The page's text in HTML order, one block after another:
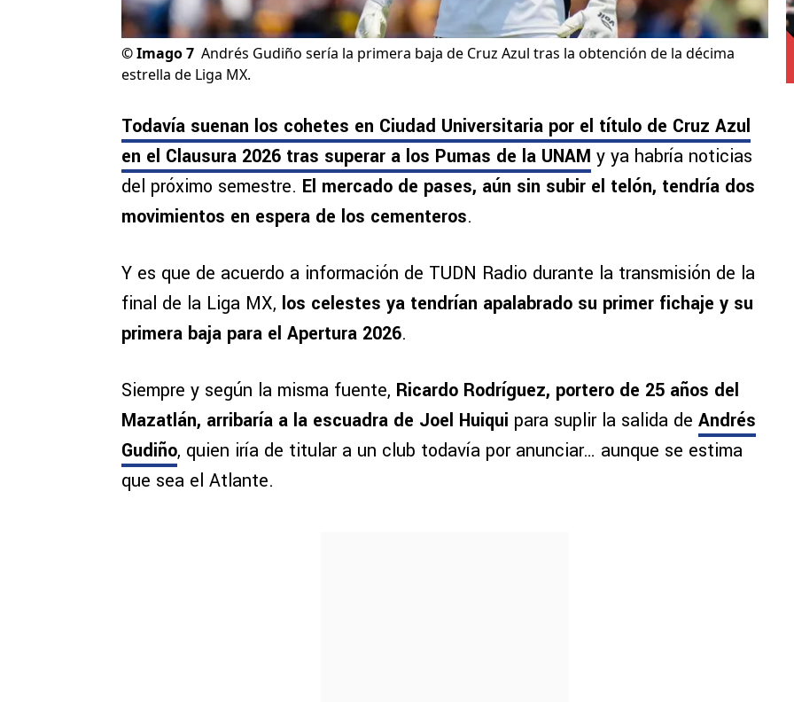
©Imago 7 Andrés Gudiño sería la primera baja de Cruz Azul tras la obtención de la décima
estrella de Liga MX.
Todavía suenan los cohetes en Ciudad Universitaria por el título de Cruz Azul
en el Clausura 2026 tras superar a los Pumas de la UNAM y ya habría noticias
del próximo semestre. El mercado de pases, aún sin subir el telón, tendría dos
movimientos en espera de los cementeros.
Y es que de acuerdo a información de TUDN Radio durante la transmisión de la
final de la Liga MX, los celestes ya tendrían apalabrado su primer fichaje y su
primera baja para el Apertura 2026.
Siempre y según la misma fuente, Ricardo Rodríguez, portero de 25 años del
Mazatlán, arribaría a la escuadra de Joel Huiqui para suplir la salida de Andrés
Gudiño, quien iría de titular a un club todavía por anunciar… aunque se estima
que sea el Atlante.